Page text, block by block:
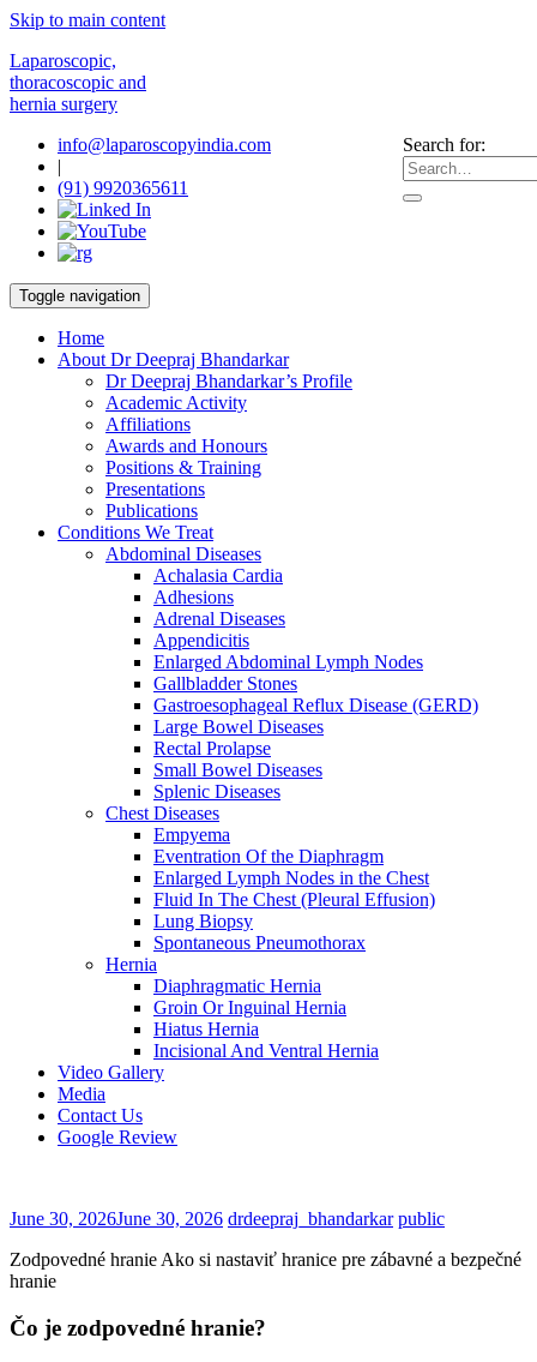
Skip to main content
Laparoscopic,
thoracoscopic and
hernia surgery
Search for:
info@laparoscopyindia.com
|
(91) 9920365611
Toggle navigation
Home
About Dr Deepraj Bhandarkar
Dr Deepraj Bhandarkar’s Profile
Academic Activity
Affiliations
Awards and Honours
Positions & Training
Presentations
Publications
Conditions We Treat
Abdominal Diseases
Achalasia Cardia
Adhesions
Adrenal Diseases
Appendicitis
Enlarged Abdominal Lymph Nodes
Gallbladder Stones
Gastroesophageal Reflux Disease (GERD)
Large Bowel Diseases
Rectal Prolapse
Small Bowel Diseases
Splenic Diseases
Chest Diseases
Empyema
Eventration Of the Diaphragm
Enlarged Lymph Nodes in the Chest
Fluid In The Chest (Pleural Effusion)
Lung Biopsy
Spontaneous Pneumothorax
Hernia
Diaphragmatic Hernia
Groin Or Inguinal Hernia
Hiatus Hernia
Incisional And Ventral Hernia
Video Gallery
Media
Contact Us
Google Review
June 30, 2026June 30, 2026 drdeepraj_bhandarkar public
Zodpovedné hranie Ako si nastaviť hranice pre zábavné a bezpečné
hranie
Čo je zodpovedné hranie?